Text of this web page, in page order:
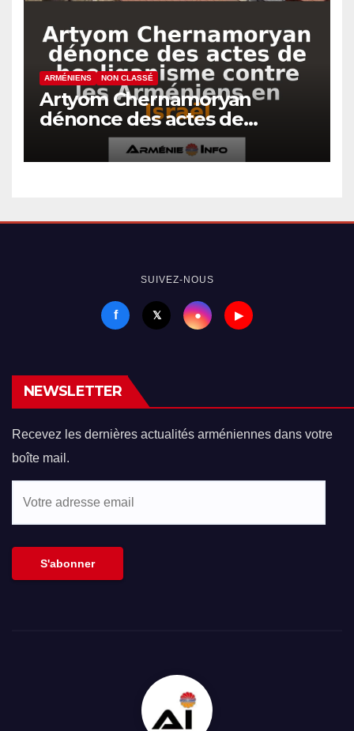
ARMÉNIENS NON CLASSÉ
Artyom Chernamoryan
dénonce des actes de
hooliganisme contre les
Arméniens en Israël
SUIVEZ-NOUS
f 𝕏 ● ▶
NEWSLETTER
Recevez les dernières actualités arméniennes dans votre
boîte mail.
S'abonner